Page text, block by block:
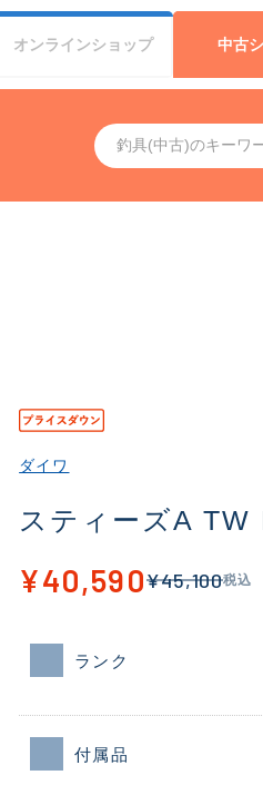
オンラインショップ 中古
ダイワ
スティーズA
¥40,590¥45,100税込
ランク
付属品